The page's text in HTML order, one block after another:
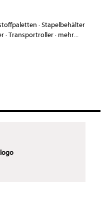
·Stapelbehälter
·Transportroller· mehr...